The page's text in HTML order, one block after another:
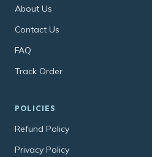
About Us
Contact Us
FAQ
Track Order
POLICIES
Refund Policy
Privacy Policy